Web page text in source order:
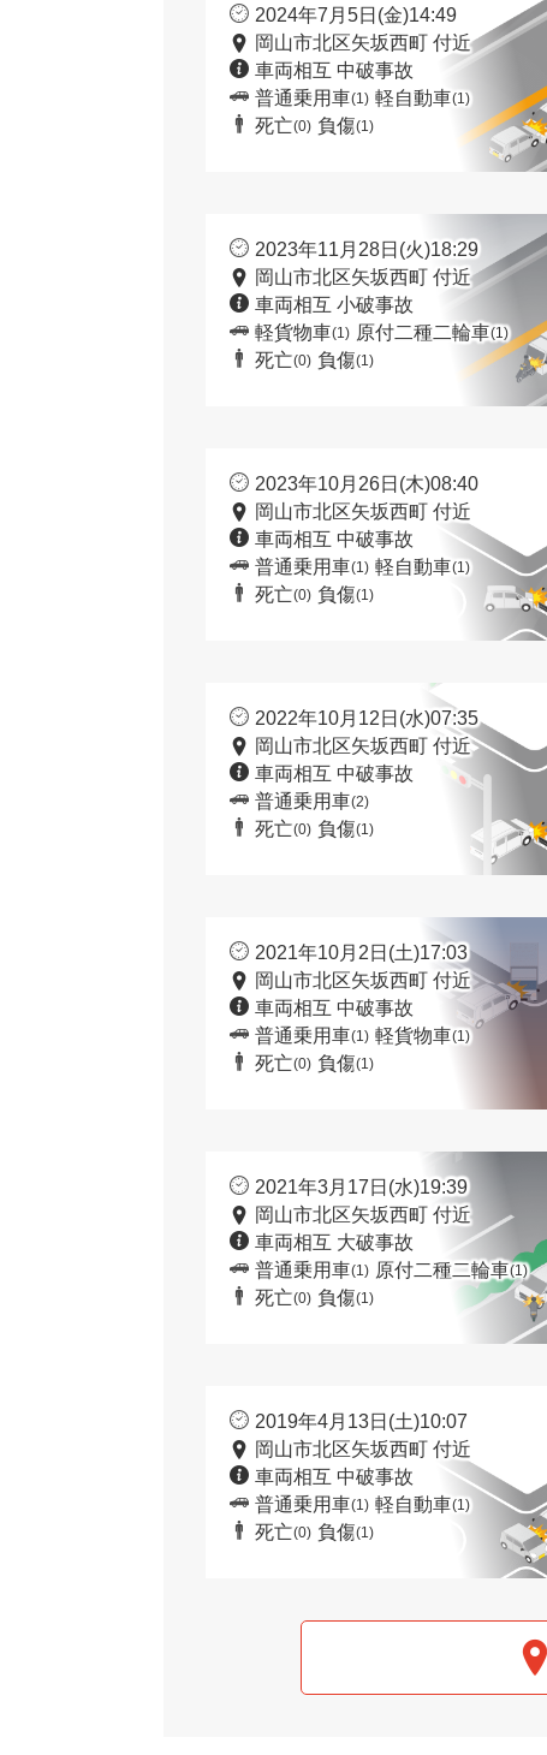
2024年7月5日(金)14:49
岡山市北区矢坂西町 付近
車両相互 中破事故
普通乗用車(1) 軽自動車(1)
死亡(0) 負傷(1)
2023年11月28日(火)18:29
岡山市北区矢坂西町 付近
車両相互 小破事故
軽貨物車(1) 原付二種二輪車(1)
死亡(0) 負傷(1)
2023年10月26日(木)08:40
岡山市北区矢坂西町 付近
車両相互 中破事故
普通乗用車(1) 軽自動車(1)
死亡(0) 負傷(1)
2022年10月12日(水)07:35
岡山市北区矢坂西町 付近
車両相互 中破事故
普通乗用車(2)
死亡(0) 負傷(1)
2021年10月2日(土)17:03
岡山市北区矢坂西町 付近
車両相互 中破事故
普通乗用車(1) 軽貨物車(1)
死亡(0) 負傷(1)
2021年3月17日(水)19:39
岡山市北区矢坂西町 付近
車両相互 大破事故
普通乗用車(1) 原付二種二輪車(1)
死亡(0) 負傷(1)
2019年4月13日(土)10:07
岡山市北区矢坂西町 付近
車両相互 中破事故
普通乗用車(1) 軽自動車(1)
死亡(0) 負傷(1)